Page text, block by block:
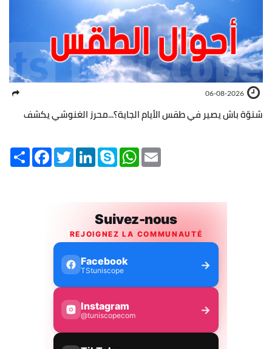
06-08-2026
شنوّة باش يصير في طقس الأيام الجاية؟...محرز الغنوشي يكشف
Share FacebookTwitterLinkedInSkype WhatsApp